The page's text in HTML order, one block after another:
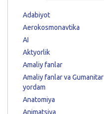
Adabiyot
Aerokosmonavtika
AI
Aktyorlik
Amaliy fanlar
Amaliy fanlar va Gumanitar
yordam
Anatomiya
Animatsiya